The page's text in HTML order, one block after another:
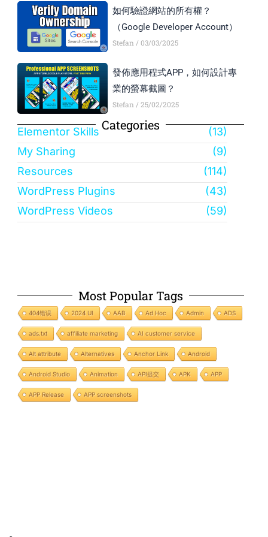
如何驗證網站的所有權？
（Google Developer Account）
Stefan 03/03/2025
發佈應用程式APP，如何設計專
業的螢幕截圖？
Stefan 25/02/2025
Categories
Elementor Skills
(13)
My Sharing
(9)
Resources
(114)
WordPress Plugins
(43)
WordPress Videos
(59)
Most Popular Tags
404错误 2024 UI AAB Ad Hoc Admin ADS
ads.txt affiliate marketing AI customer service
Alt attribute Alternatives Anchor Link Android
Android Studio Animation API提交 APK APP
APP Release APP screenshots